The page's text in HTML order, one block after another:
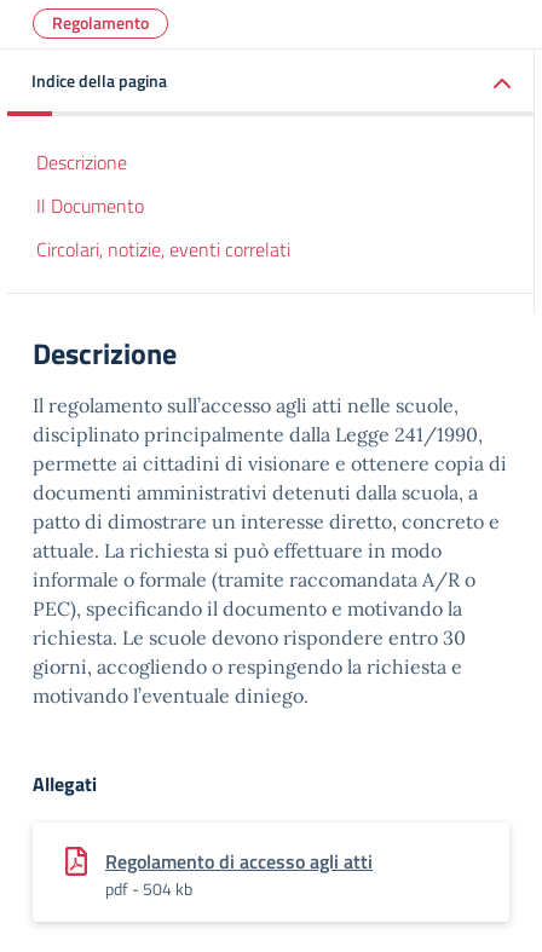
Regolamento
Indice della pagina
Descrizione
Il Documento
Circolari, notizie, eventi correlati
Descrizione
Il regolamento sull’accesso agli atti nelle scuole,
disciplinato principalmente dalla Legge 241/1990,
permette ai cittadini di visionare e ottenere copia di
documenti amministrativi detenuti dalla scuola, a
patto di dimostrare un interesse diretto, concreto e
attuale. La richiesta si può effettuare in modo
informale o formale (tramite raccomandata A/R o
PEC), specificando il documento e motivando la
richiesta. Le scuole devono rispondere entro 30
giorni, accogliendo o respingendo la richiesta e
motivando l’eventuale diniego.
Allegati
Regolamento di accesso agli atti
pdf - 504 kb